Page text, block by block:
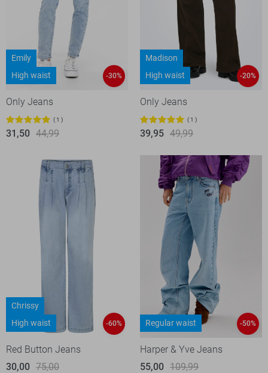
Emily
High waist
-30%
Only Jeans
1
31,50 44,99
Madison
High waist
-20%
Only Jeans
1
39,95 49,99
Chrissy
High waist
-60%
Red Button Jeans
30,00 75,00
Regular waist -50%
Harper & Yve Jeans
55,00 109,99